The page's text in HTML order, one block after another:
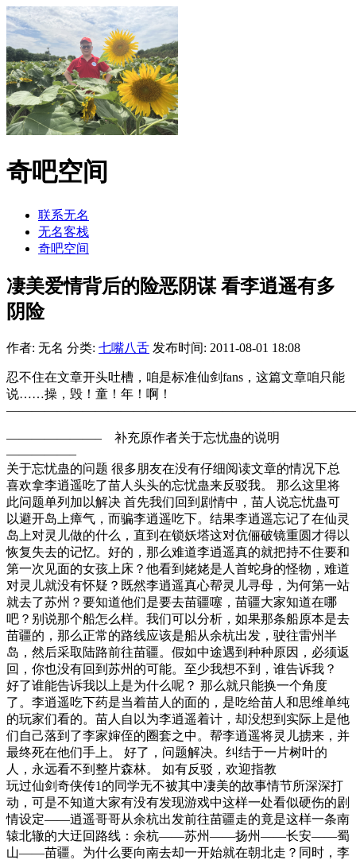
奇吧空间
联系无名
无名客栈
奇吧空间
凄美爱情背后的险恶阴谋 看李逍遥有多
阴险
作者: 无名 分类: 七嘴八舌 发布时间: 2011-08-01 18:08
忍不住在文章开头吐槽，咱是标准仙剑fans，这篇文章咱只能
说……操，毁！童！年！啊！
———————– 补充原作者关于忘忧蛊的说明
—————–
关于忘忧蛊的问题 很多朋友在没有仔细阅读文章的情况下总
喜欢拿李逍遥吃了苗人头头的忘忧蛊来反驳我。 那么这里将
此问题单列加以解决 首先我们回到剧情中，苗人说忘忧蛊可
以避开岛上瘴气，而骗李逍遥吃下。结果李逍遥忘记了在仙灵
岛上对灵儿做的什么，直到在锁妖塔这对伉俪破镜重圆才得以
恢复失去的记忆。好的，那么难道李逍遥真的就把持不住要和
第一次见面的女孩上床？他看到姥姥是人首蛇身的怪物，难道
对灵儿就没有怀疑？既然李逍遥真心帮灵儿寻母，为何第一站
就去了苏州？要知道他们是要去苗疆噻，苗疆大家知道在哪
吧？别说那个船怎么样。我们可以分析，如果那条船原本是去
苗疆的，那么正常的路线应该是船从余杭出发，驶往雷州半
岛，然后采取陆路前往苗疆。假如中途遇到种种原因，必须返
回，你也没有回到苏州的可能。至少我想不到，谁告诉我？
好了谁能告诉我以上是为什么呢？ 那么就只能换一个角度
了。李逍遥吃下药是当着苗人的面的，是吃给苗人和思维单纯
的玩家们看的。苗人自以为李逍遥着计，却没想到实际上是他
们自己落到了李家婶侄的圈套之中。帮李逍遥将灵儿掳来，并
最终死在他们手上。 好了，问题解决。纠结于一片树叶的
人，永远看不到整片森林。 如有反驳，欢迎指教
玩过仙剑奇侠传1的同学无不被其中凄美的故事情节所深深打
动，可是不知道大家有没有发现游戏中这样一处看似硬伤的剧
情设定——逍遥哥哥从余杭出发前往苗疆走的竟是这样一条南
辕北辙的大迂回路线：余杭——苏州——扬州——长安——蜀
山——苗疆。为什么要向南去却一开始就在朝北走？同时，李